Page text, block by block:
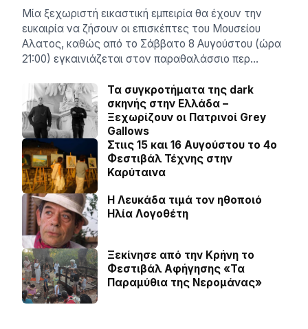
Μία ξεχωριστή εικαστική εμπειρία θα έχουν την
ευκαιρία να ζήσουν οι επισκέπτες του Μουσείου
Αλατος, καθώς από το Σάββατο 8 Αυγούστου (ώρα
21:00) εγκαινιάζεται στον παραθαλάσσιο περ…
Τα συγκροτήματα της dark
σκηνής στην Ελλάδα –
Ξεχωρίζουν οι Πατρινοί Grey
Gallows
Στιις 15 και 16 Αυγούστου το 4ο
Φεστιβάλ Τέχνης στην
Καρύταινα
Η Λευκάδα τιμά τον ηθοποιό
Ηλία Λογοθέτη
Ξεκίνησε από την Κρήνη το
Φεστιβάλ Αφήγησης «Τα
Παραμύθια της Νερομάνας»